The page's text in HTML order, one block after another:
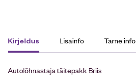
Kirjeldus Lisainfo Tarne info
Autolõhnastaja täitepakk Briis